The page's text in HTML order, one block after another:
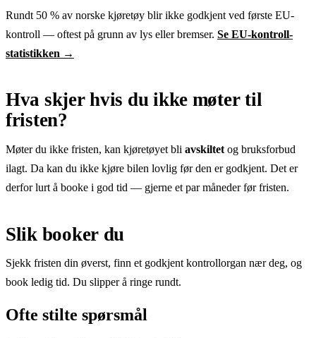
Rundt 50 % av norske kjøretøy blir ikke godkjent ved første EU-
kontroll — oftest på grunn av lys eller bremser. Se EU-kontroll-
statistikken →
Hva skjer hvis du ikke møter til
fristen?
Møter du ikke fristen, kan kjøretøyet bli avskiltet og bruksforbud
ilagt. Da kan du ikke kjøre bilen lovlig før den er godkjent. Det er
derfor lurt å booke i god tid — gjerne et par måneder før fristen.
Slik booker du
Sjekk fristen din øverst, finn et godkjent kontrollorgan nær deg, og
book ledig tid. Du slipper å ringe rundt.
Ofte stilte spørsmål